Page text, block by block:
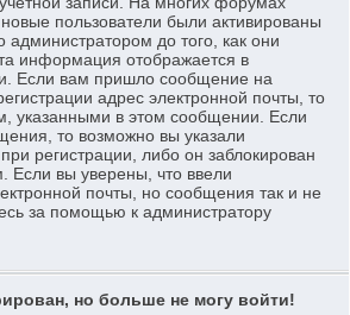
пользователи были активированы
администратором до того, как они
информация отображается в
Если вам пришло сообщение на
адрес электронной почты, то
указанными в этом сообщении. Если
то возможно вы указали
регистрации, либо он заблокирован
Если вы уверены, что ввели
почты, но сообщения так и не
за помощью к администратору
но больше не могу войти!